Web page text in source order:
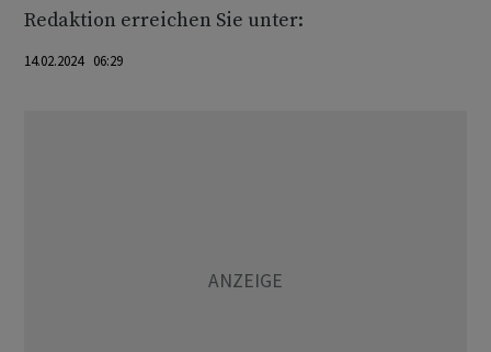
Redaktion erreichen Sie unter:
14.02.2024 06:29